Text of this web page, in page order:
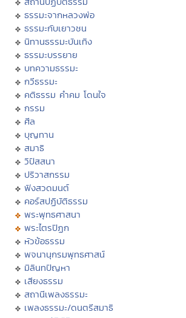
ธรรมะจากหลวงพ่อ
ธรรมะกับเยาวชน
นิทานธรรมะบันเทิง
ธรรมะบรรยาย
บทความธรรมะ
กวีธรรมะ
คติธรรม คำคม โดนใจ
กรรม
ศีล
บุญทาน
สมาธิ
วิปัสสนา
ปริวาสกรรม
ฟังสวดมนต์
คอร์สปฏิบัติธรรม
พระพุทธศาสนา
พระไตรปิฏก
หัวข้อธรรม
พจนานุกรมพุทธศาสน์
มิลินทปัญหา
เสียงธรรม
สถานีเพลงธรรมะ
เพลงธรรมะ/ดนตรีสมาธิ